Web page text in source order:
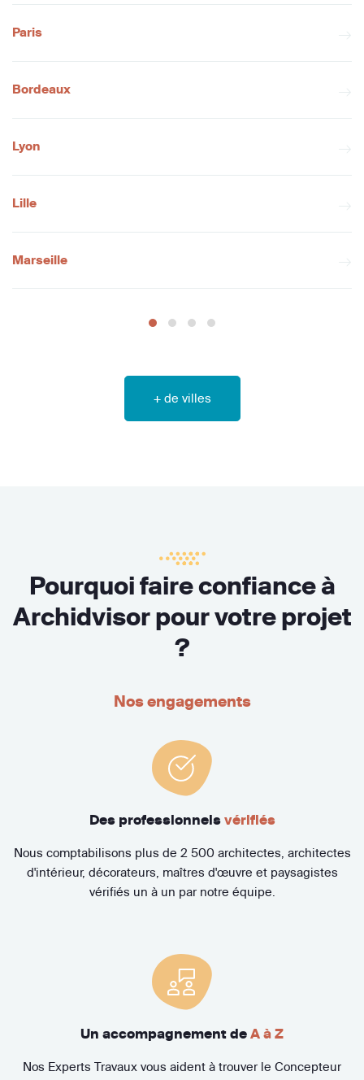
Paris
Bordeaux
Lyon
Lille
Marseille
+ de villes
Pourquoi faire confiance à
Archidvisor pour votre projet
?
Nos engagements
Des professionnels vérifiés
Nous comptabilisons plus de 2 500 architectes, architectes
d'intérieur, décorateurs, maîtres d'œuvre et paysagistes
vérifiés un à un par notre équipe.
Un accompagnement de A à Z
Nos Experts Travaux vous aident à trouver le Concepteur